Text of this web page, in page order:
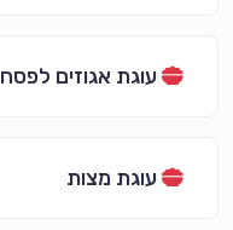
עוגת אגוזים לפסח
עוגת מצות